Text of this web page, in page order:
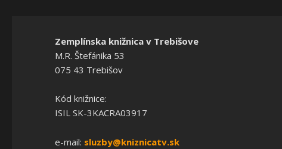
Zemplínska knižnica v Trebišove
M.R. Štefánika 53
075 43 Trebišov
Kód knižnice:
ISIL SK-3KACRA03917
e-mail: sluzby@kniznicatv.sk